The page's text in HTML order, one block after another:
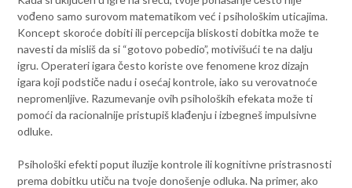
vođeno samo surovom matematikom već i psihološkim uticajima.
Koncept skoroće dobiti ili percepcija bliskosti dobitka može te
navesti da misliš da si “gotovo pobedio”, motivišući te na dalju
igru. Operateri igara često koriste ove fenomene kroz dizajn
igara koji podstiče nadu i osećaj kontrole, iako su verovatnoće
nepromenljive. Razumevanje ovih psiholoških efekata može ti
pomoći da racionalnije pristupiš klađenju i izbegneš impulsivne
odluke.
Psihološki efekti poput iluzije kontrole ili kognitivne pristrasnosti
prema dobitku utiču na tvoje donošenje odluka. Na primer, ako